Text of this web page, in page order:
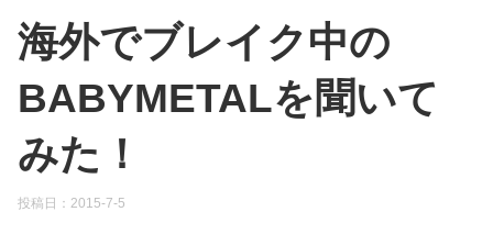
海外でブレイク中の
BABYMETALを聞いて
みた！
投稿日： 2015-7-5